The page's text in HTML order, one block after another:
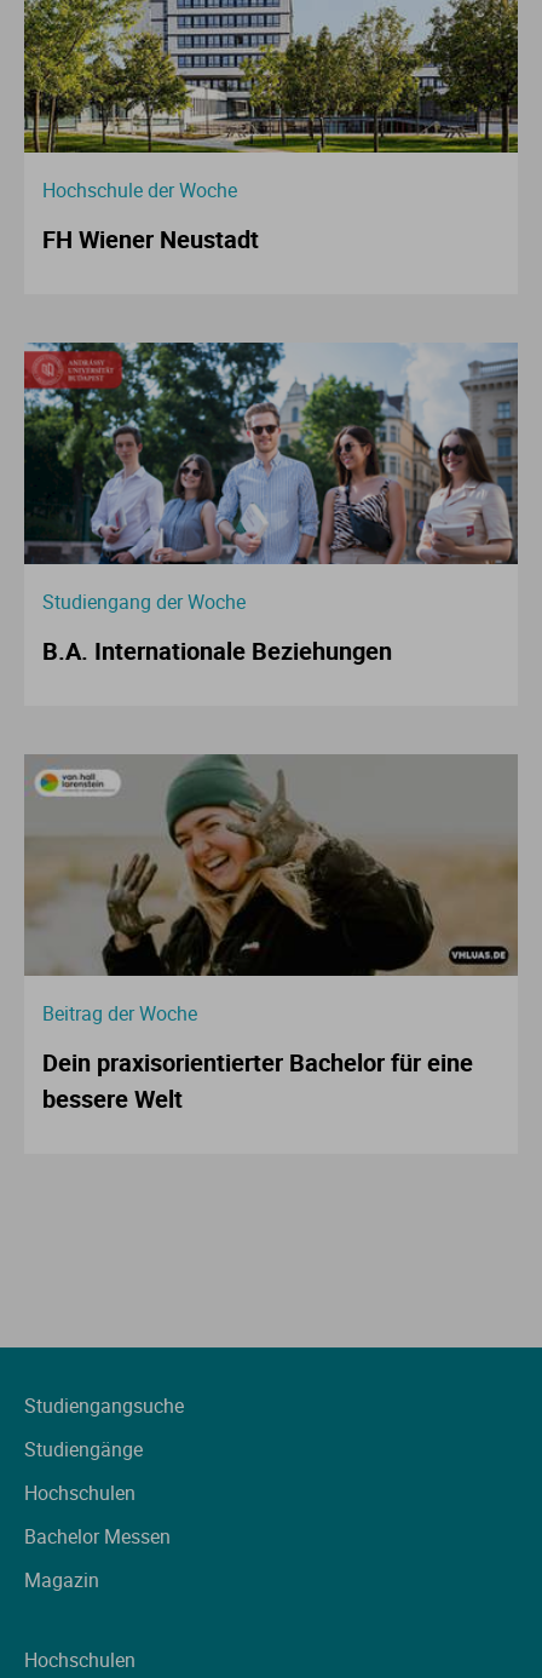
Hochschule der Woche
FH Wiener Neustadt
Studiengang der Woche
B.A. Internationale Beziehungen
Beitrag der Woche
Dein praxisorientierter Bachelor für eine
bessere Welt
Studiengangsuche
Studiengänge
Hochschulen
Bachelor Messen
Magazin
Hochschulen